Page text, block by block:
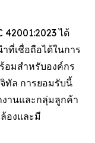
ได้
ที่เชื่อถือได้ในการ
อมสำหรับองค์กร
ทัล การยอมรับนี้
านและกลุ่มลูกค้า
องและมี